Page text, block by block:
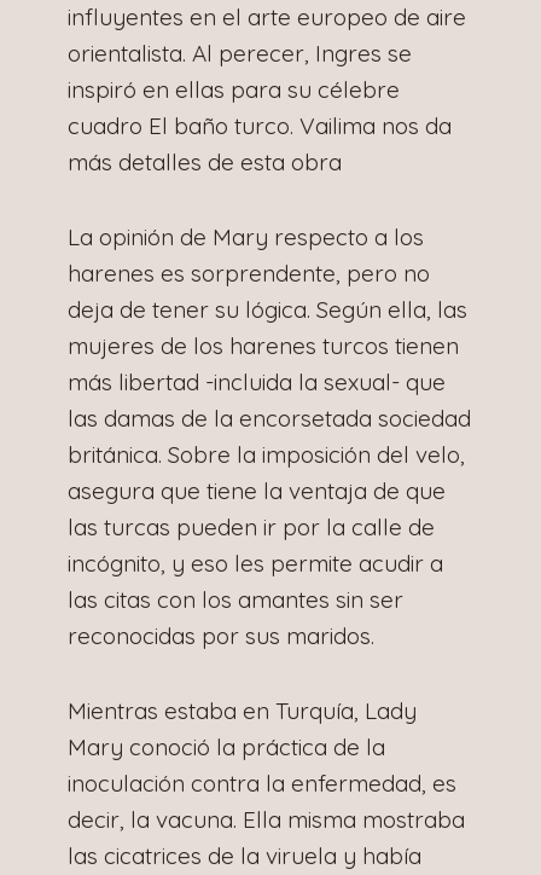
influyentes en el arte europeo de aire
orientalista. Al perecer, Ingres se
inspiró en ellas para su célebre
cuadro El baño turco. Vailima nos da
más detalles de esta obra
La opinión de Mary respecto a los
harenes es sorprendente, pero no
deja de tener su lógica. Según ella, las
mujeres de los harenes turcos tienen
más libertad -incluida la sexual- que
las damas de la encorsetada sociedad
británica. Sobre la imposición del velo,
asegura que tiene la ventaja de que
las turcas pueden ir por la calle de
incógnito, y eso les permite acudir a
las citas con los amantes sin ser
reconocidas por sus maridos.
Mientras estaba en Turquía, Lady
Mary conoció la práctica de la
inoculación contra la enfermedad, es
decir, la vacuna. Ella misma mostraba
las cicatrices de la viruela y había